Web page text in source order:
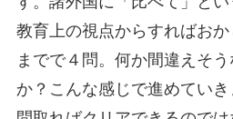
教育上の視点からすればお
までで４問。何か間違えそ
か？こんな感じで進めてい